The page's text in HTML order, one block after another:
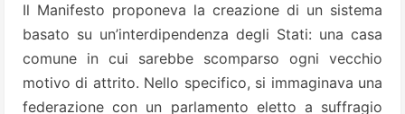
Il Manifesto proponeva la creazione di un sistema
basato su un’interdipendenza degli Stati: una casa
comune in cui sarebbe scomparso ogni vecchio
motivo di attrito. Nello specifico, si immaginava una
federazione con un parlamento eletto a suffragio